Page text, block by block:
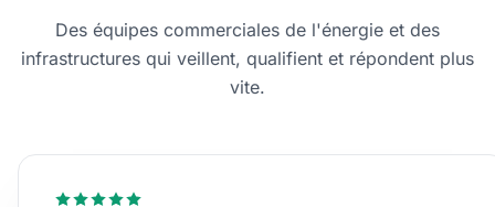
Des équipes commerciales de l'énergie et des
infrastructures qui veillent, qualifient et répondent plus
vite.